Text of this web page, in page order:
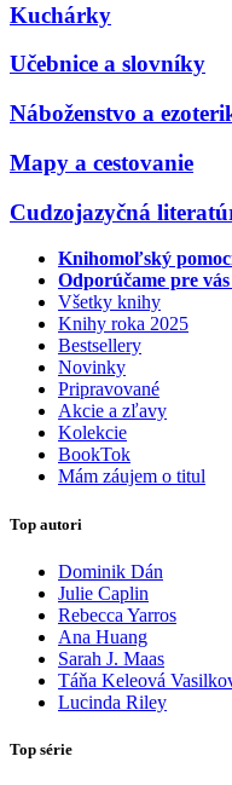
Kuchárky
Učebnice a slovníky
Náboženstvo a
Mapy a cestovanie
Cudzojazyčná
Knihomoľský
Odporúčame pre vás
Všetky knihy
Knihy roka 2025
Bestsellery
Novinky
Pripravované
Akcie a zľavy
Kolekcie
BookTok
Mám záujem o titul
Top autori
Dominik Dán
Julie Caplin
Rebecca Yarros
Ana Huang
Sarah J. Maas
Táňa Keleová
Lucinda Riley
Top série